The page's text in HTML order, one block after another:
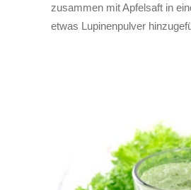
zusammen mit Apfelsaft in
etwas Lupinenpulver